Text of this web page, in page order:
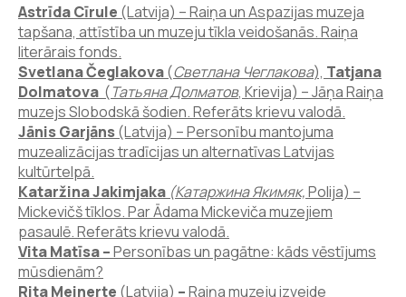
AstrīdaCīrule (Latvija) – Raiņa un Aspazijas muzeja
tapšana, attīstība un muzeju tīkla veidošanās. Raiņa
literārais fonds.
Svetlana Čeglakova(Светлана Чеглакова), Tatjana
Dolmatova (Татьяна Долматов, Krievija) – Jāņa Raiņa
muzejs Slobodskā šodien. Referāts krievu valodā.
Jānis Garjāns(Latvija) – Personību mantojuma
muzealizācijas tradīcijas un alternatīvas Latvijas
kultūrtelpā.
Kataržina Jakimjaka (Катаржина Якимяк,Polija) –
Mickevičš tīklos. Par Ādama Mickeviča muzejiem
pasaulē. Referāts krievu valodā.
Vita Matīsa –Personības un pagātne: kāds vēstījums
mūsdienām?
Rita Meinerte (Latvija) –Raiņa muzeju izveide